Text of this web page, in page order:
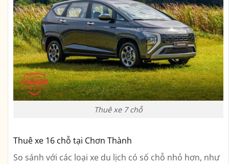
Thuê xe 7 chỗ
Thuê xe 16 chỗ tại Chơn Thành
So sánh với các loại xe du lịch có số chỗ nhỏ hơn, như